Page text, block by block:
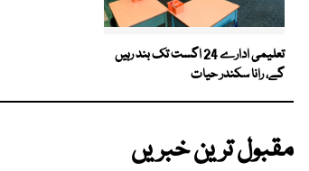
تعلیمی ادارے 24 اگست تک بند رہیں
گے، رانا سکندر حیات
مقبول ترین خبریں